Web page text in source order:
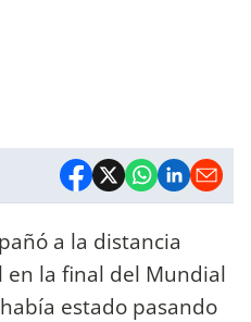
a la distancia
en la final del Mundial
estado pasando